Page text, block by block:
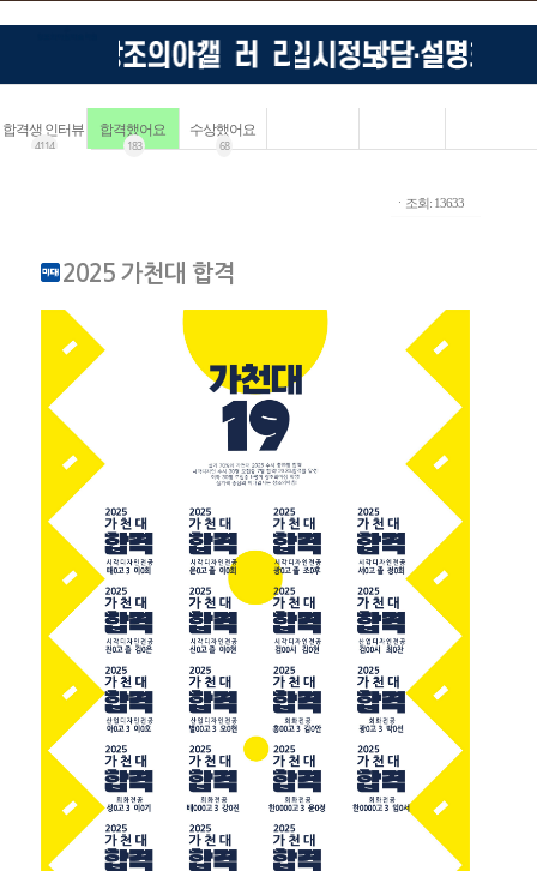
합격생 인터뷰
4114
합격했어요
183
수상했어요
68
ㆍ조회: 13633
2025 가천대 합격